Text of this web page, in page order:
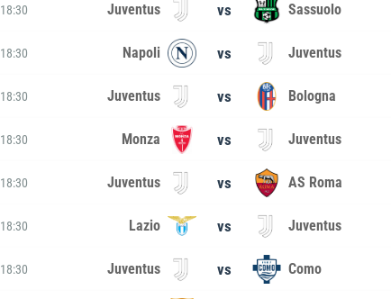
18:30 Juventus vs Sassuolo
18:30 Napoli vs Juventus
18:30 Juventus vs Bologna
18:30 Monza vs Juventus
18:30 Juventus vs AS Roma
18:30 Lazio vs Juventus
18:30 Juventus vs Como